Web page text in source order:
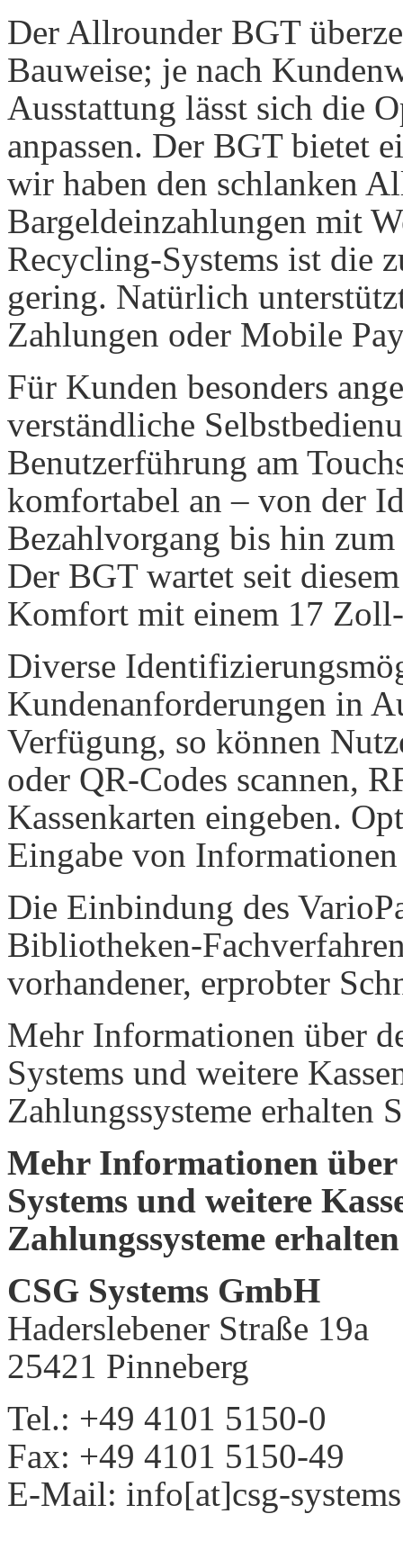
Der Allrounder BGT
Bauweise; je nach
Ausstattung lässt sich die
anpassen. Der BGT bietet
wir haben den schlanken
Bargeldeinzahlungen mit
Recycling-Systems ist die
gering. Natürlich
Zahlungen oder Mobile
Für Kunden besonders
verständliche
Benutzerführung am
komfortabel an – von der
Bezahlvorgang bis hin
Der BGT wartet seit
Komfort mit einem 17
Diverse
Kundenanforderungen in
Verfügung, so können
oder QR-Codes scannen,
Kassenkarten eingeben.
Eingabe von
Die Einbindung des
Bibliotheken-
vorhandener, erprobter
Mehr Informationen über
Systems und weitere
Zahlungssysteme erhalten
Mehr Informationen
Systems und weitere
Zahlungssysteme
CSG Systems GmbH
Haderslebener Straße 19a
25421 Pinneberg
Tel.: +49 4101 5150-0
Fax: +49 4101 5150-49
E-Mail: info[at]csg-